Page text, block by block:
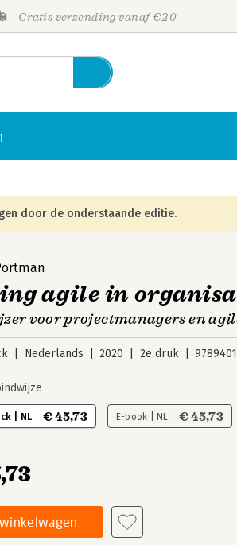
Gratis verzending vanaf €20
door de onderstaande editie.
agile in
voor projectmanagers en
Nederlands 2020 2e druk
| NL € 45,73 E-book | NL € 45,73
Personen
Trefwoorden